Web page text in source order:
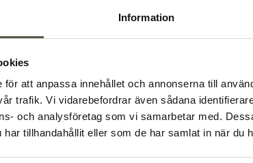
Information
att anpassa innehållet och annonserna till
trafik. Vi vidarebefordrar även sådana
och analysföretag som vi samarbetar med.
har tillhandahållit eller som de har samlat in när du
542.00kr
Köp